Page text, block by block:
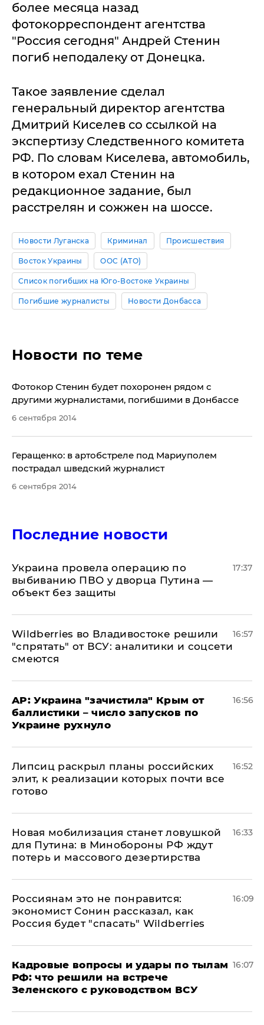
более месяца назад
фотокорреспондент агентства
"Россия сегодня" Андрей Стенин
погиб неподалеку от Донецка.
Такое заявление сделал
генеральный директор агентства
Дмитрий Киселев со ссылкой на
экспертизу Следственного комитета
РФ. По словам Киселева, автомобиль,
в котором ехал Стенин на
редакционное задание, был
расстрелян и сожжен на шоссе.
Новости Луганска Криминал Происшествия
Восток Украины ООС (АТО)
Список погибших на Юго-Востоке Украины
Погибшие журналисты Новости Донбасса
Новости по теме
Фотокор Стенин будет похоронен рядом с
другими журналистами, погибшими в Донбассе
6 сентября 2014
​Геращенко: в артобстреле под Мариуполем
пострадал шведский журналист
6 сентября 2014
Последние новости
Украина провела операцию по
выбиванию ПВО у дворца Путина —
объект без защиты
17:37
Wildberries во Владивостоке решили
"спрятать" от ВСУ: аналитики и соцсети
смеются
16:57
AP: Украина "зачистила" Крым от
баллистики – число запусков по
Украине рухнуло
16:56
Липсиц раскрыл планы российских
элит, к реализации которых почти все
готово
16:52
​Новая мобилизация станет ловушкой
для Путина: в Минобороны РФ ждут
потерь и массового дезертирства
16:33
Россиянам это не понравится:
экономист Сонин рассказал, как
Россия будет "спасать" Wildberries
16:09
Кадровые вопросы и удары по тылам
РФ: что решили на встрече
Зеленского с руководством ВСУ
16:07